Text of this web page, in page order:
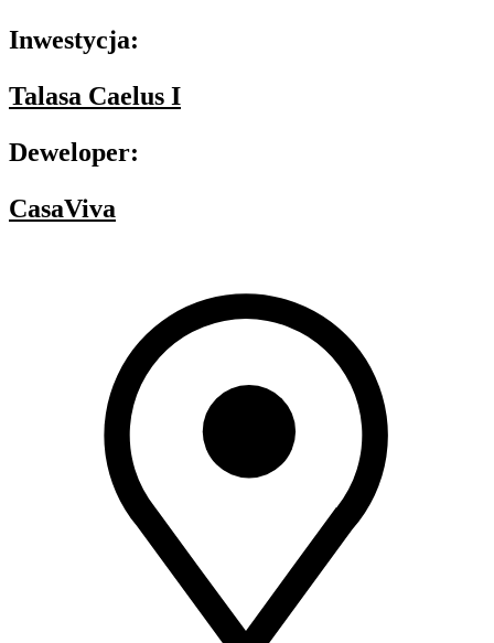
Inwestycja:
Talasa Caelus I
Deweloper:
CasaViva